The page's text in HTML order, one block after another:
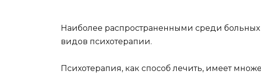
Наиболее распространенными среди
видов психотерапии.
Психотерапия, как способ лечить, имеет